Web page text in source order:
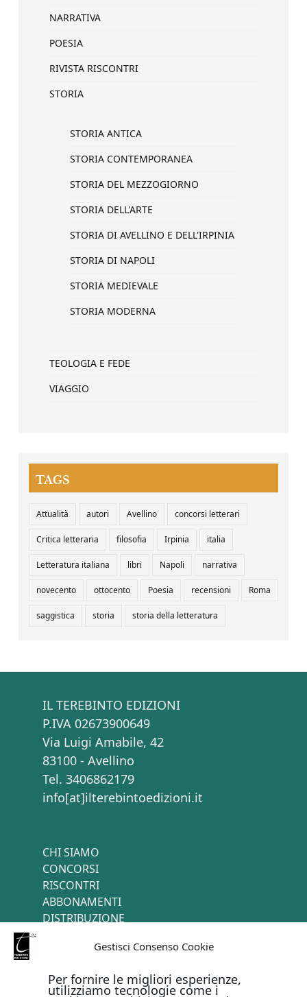
Gestisci Consenso Cookie
Per fornire le migliori esperienze,
utilizziamo tecnologie come i
NARRATIVA
POESIA
RIVISTA RISCONTRI
STORIA
STORIA ANTICA
STORIA CONTEMPORANEA
STORIA DEL MEZZOGIORNO
STORIA DELL'ARTE
STORIA DI AVELLINO E DELL'IRPINIA
STORIA DI NAPOLI
STORIA MEDIEVALE
STORIA MODERNA
TEOLOGIA E FEDE
VIAGGIO
TAGS
Attualità autori Avellino concorsi letterari
Critica letteraria filosofia Irpinia italia
Letteratura italiana libri Napoli narrativa
novecento ottocento Poesia recensioni Roma
saggistica storia storia della letteratura
IL TEREBINTO EDIZIONI
P.IVA 02673900649
Via Luigi Amabile, 42
83100 - Avellino
Tel. 3406862179
info[at]ilterebintoedizioni.it
CHI SIAMO
CONCORSI
RISCONTRI
ABBONAMENTI
DISTRIBUZIONE